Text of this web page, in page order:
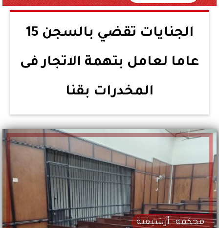
الجنايات تقضي بالسجن 15
عاما لعامل بتهمة الاتجار فى
المخدرات بقنا
محكمة- أرشيفية